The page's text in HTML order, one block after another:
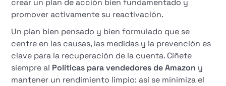
crear un plan de acción bien fundamentado y
promover activamente su reactivación.
Un plan bien pensado y bien formulado que se
centre en las causas, las medidas y la prevención es
clave para la recuperación de la cuenta. Cíñete
siempre al Políticas para vendedores de Amazon y
mantener un rendimiento limpio: así se minimiza el